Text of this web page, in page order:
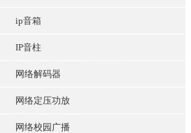
ip音箱
IP音柱
网络解码器
网络定压功放
网络校园广播